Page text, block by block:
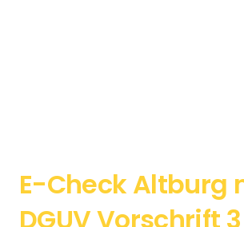
E-Check Altburg
DGUV Vorschrift 3